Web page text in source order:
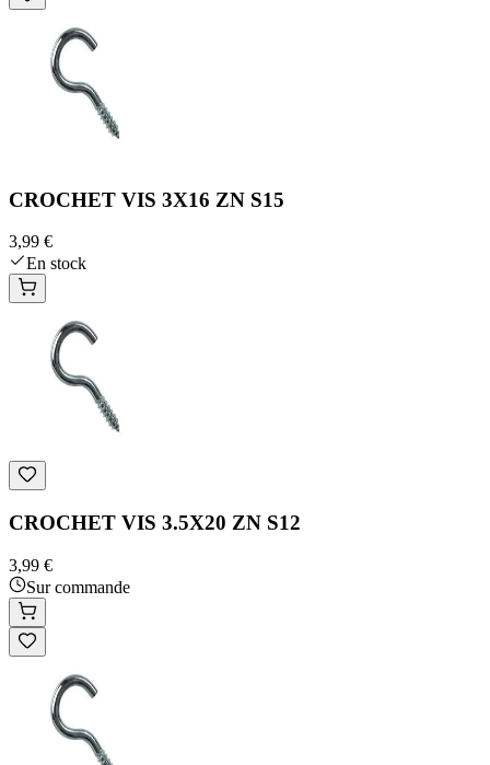
CROCHET VIS 3X16 ZN S15
3,99 €
En stock
CROCHET VIS 3.5X20 ZN S12
3,99 €
Sur commande